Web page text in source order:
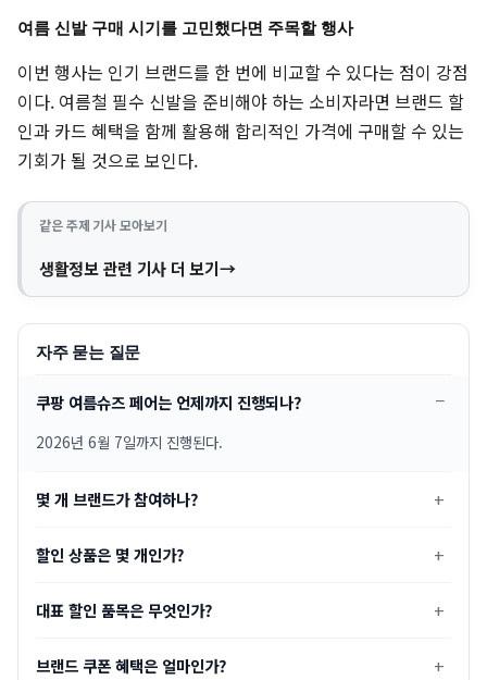
여름 신발 구매 시기를 고민했다면 주목할 행사
이번 행사는 인기 브랜드를 한 번에 비교할 수 있다는 점이 강점
이다. 여름철 필수 신발을 준비해야 하는 소비자라면 브랜드 할
인과 카드 혜택을 함께 활용해 합리적인 가격에 구매할 수 있는
기회가 될 것으로 보인다.
같은 주제 기사 모아보기
생활정보 관련 기사 더 보기
자주 묻는 질문
쿠팡 여름슈즈 페어는 언제까지 진행되나?
2026년 6월 7일까지 진행된다.
몇 개 브랜드가 참여하나?
할인 상품은 몇 개인가?
대표 할인 품목은 무엇인가?
브랜드 쿠폰 혜택은 얼마인가?